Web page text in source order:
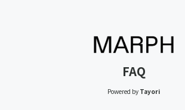
FAQ
Powered by Tayori